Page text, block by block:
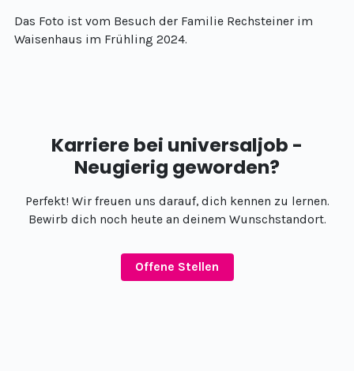
Das Foto ist vom Besuch der Familie Rechsteiner im
Waisenhaus im Frühling 2024.
Karriere bei universaljob -
Neugierig geworden?
Perfekt! Wir freuen uns darauf, dich kennen zu lernen.
Bewirb dich noch heute an deinem Wunschstandort.
Offene Stellen